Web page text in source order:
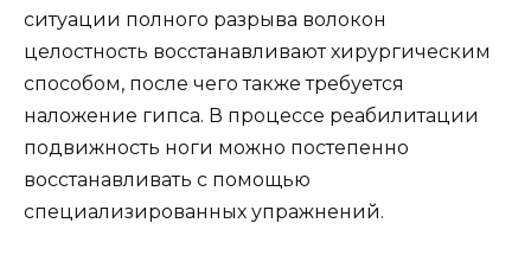
ситуации полного разрыва волокон
целостность восстанавливают хирургическим
способом, после чего также требуется
наложение гипса. В процессе реабилитации
подвижность ноги можно постепенно
восстанавливать с помощью
специализированных упражнений.